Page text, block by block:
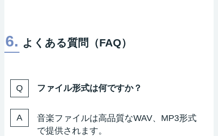
6. よくある質問（FAQ）
ファイル形式は何ですか？
音楽ファイルは高品質なWAV、MP3形式
で提供されます。